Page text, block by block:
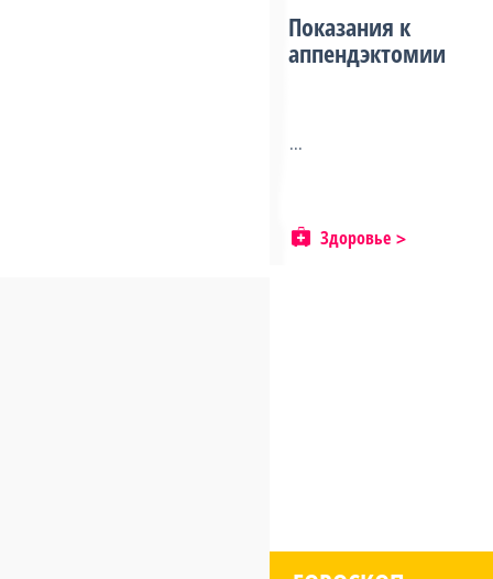
Показания к
аппендэктомии
...
Здоровье